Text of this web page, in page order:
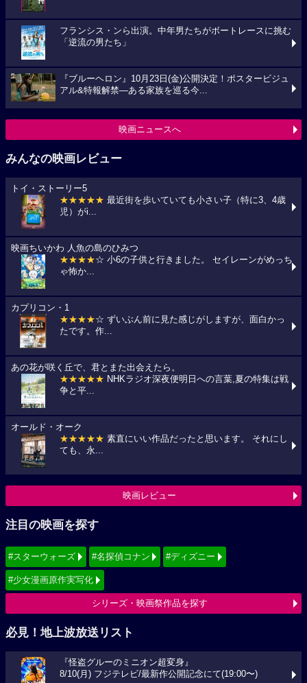
フランシス・ンら出演。中年男たちがボートレースに挑む
「逆流の男たち」
『ブルーヘロン』10月23日(金)公開決定！ポスタービジュ
アル&特報解禁―ある家族を巡る今...
映画ニュースへ
みんなの映画レビュー
トイ・ストーリー5
★★★★★ 最近街を歩いていても小さい子（特に3、4歳
児）がi...
映画ちいかわ 人魚の島のひみつ
★★★★☆ 小6の子供と行きました。 セイレーンがめっち
ゃ怖か...
カプリコン・1
★★★★☆ ずいぶん前に見た感じがしますが、面白かっ
たです。作...
あの花が咲く丘で、君とまた出会えたら。
★★★★★ NHKラジオ深夜便明日への言葉,夏の特集は戦
争と平...
オールド・オーク
★★★★★ 素直にいい作品だったと思います。 それにし
ても、永...
映画レビュー
注目の映画を探す
#スターウォーズ #名探偵コナン #ディズニー
#少女漫画原作実写化
シリーズ・映画祭作品を探す
必見！地上波放送リスト
『怪盗グルーのミニオン超変身』
8/10(月) フジテレビ/最新作公開記念にて(19:00〜)